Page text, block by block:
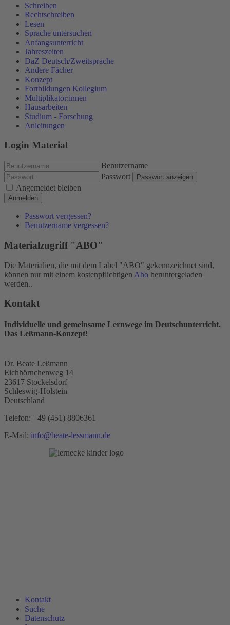
Schreiben
Rechtschreiben
Lesen
Sprache untersuchen
Anfangsunterricht
Jahreszeiten
DaZ Deutsch/Zweitsprache
Andere Fächer
Konzept
Fortbildungen Kollegium
Multiplikator:innen
Hausarbeiten
Studium - Forschung
Anleitungen
Login Material
Benutzername
Passwort
Passwort anzeigen
Angemeldet bleiben
Anmelden
Passwort vergessen?
Benutzername vergessen?
Materialzugriff "ABO"
Die Materialien, die mit dem Label "ABO" gekennzeichnet sind,
können nur mit einem kostenpflichtigen Abo heruntergeladen
werden..
Kontakt
Individuelle und gemeinsame Lernwege im Deutschunterricht.
Das Leßmann-Konzept!
Dr. Beate Leßmann
Eichhörnchenweg 14
23617 Stockelsdorf
Schleswig-Holstein
Deutschland
Telefon: +49 (451) 8806361
E-Mail: info@beate-lessmann.de
Kontakt
Suche
Datenschutz